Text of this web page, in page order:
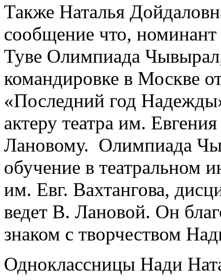
Также Наталья
сообщение что, номинант
Туве Олимпиада
командировке в Москве
«Последний год
актеру театра им.
Лановому. Олимпиада
обучение в театральном
им. Евг. Вахтангова,
ведет В. Лановой. Он
знаком с творчеством
Одноклассницы Нади